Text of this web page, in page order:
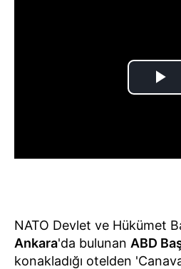
NATO Devlet ve Hükümet
Ankara'da bulunan ABD
konakladığı otelden